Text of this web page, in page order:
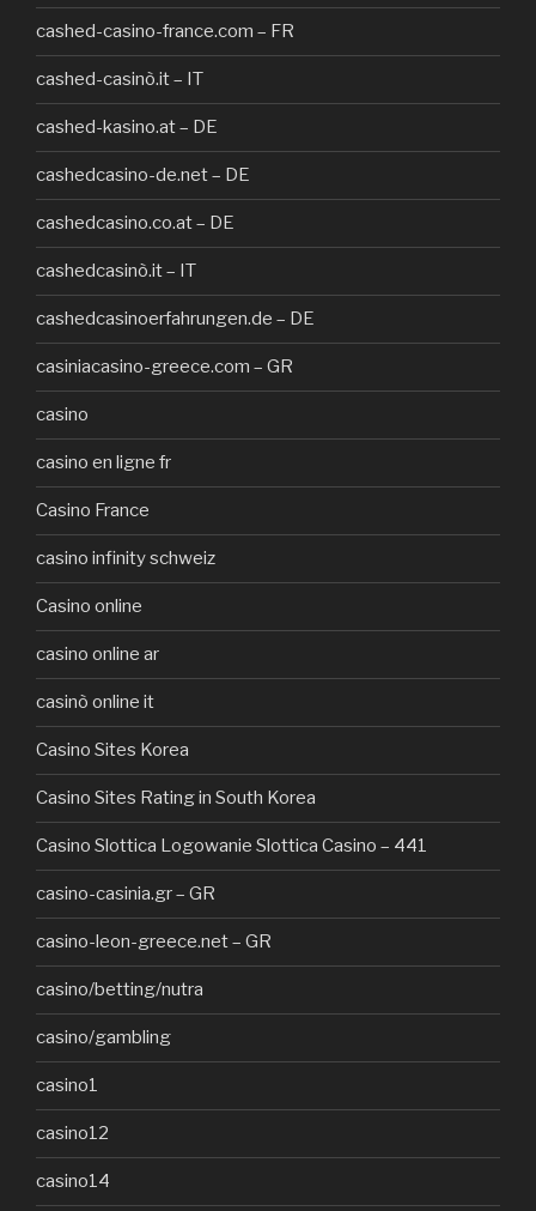
cashed-casino-france.com – FR
cashed-casinò.it – IT
cashed-kasino.at – DE
cashedcasino-de.net – DE
cashedcasino.co.at – DE
cashedcasinò.it – IT
cashedcasinoerfahrungen.de – DE
casiniacasino-greece.com – GR
casino
casino en ligne fr
Casino France
casino infinity schweiz
Casino online
casino online ar
casinò online it
Casino Sites Korea
Casino Sites Rating in South Korea
Casino Slottica Logowanie Slottica Casino – 441
casino-casinia.gr – GR
casino-leon-greece.net – GR
casino/betting/nutra
casino/gambling
casino1
casino12
casino14